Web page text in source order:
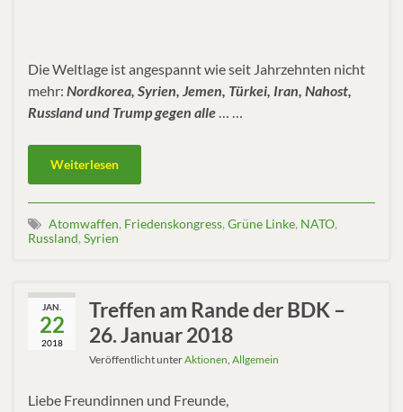
Die Weltlage ist angespannt wie seit Jahrzehnten nicht
mehr: Nordkorea, Syrien, Jemen, Türkei, Iran, Nahost,
Russland und Trump gegen alle … …
Weiterlesen
Atomwaffen, Friedenskongress, Grüne Linke, NATO,
Russland, Syrien
JAN.
22
2018
Treffen am Rande der BDK –
26. Januar 2018
Veröffentlicht unterAktionen, Allgemein
Liebe Freundinnen und Freunde,